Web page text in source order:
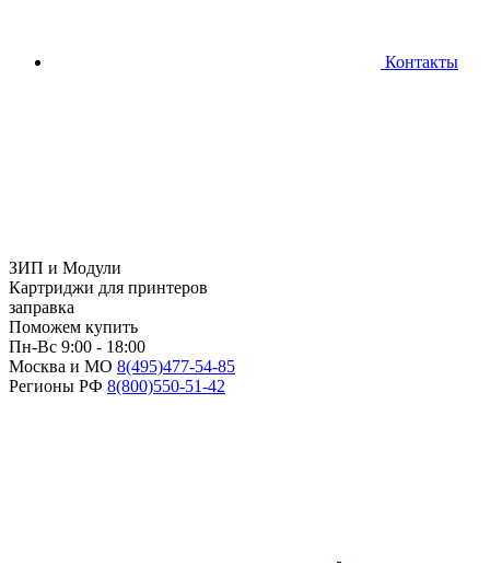
Контакты
ЗИП и Модули
Картриджи для принтеров
заправка
Поможем купить
Пн-Вс 9:00 - 18:00
Москва и МО 8(495)477-54-85
Регионы РФ 8(800)550-51-42